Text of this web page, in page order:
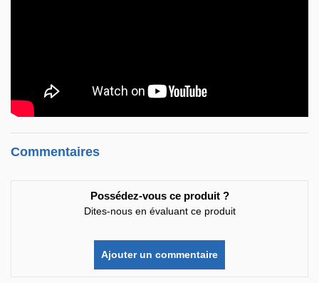
Commentaires
Possédez-vous ce produit ?
Dites-nous en évaluant ce produit
Ajouter un commentaire